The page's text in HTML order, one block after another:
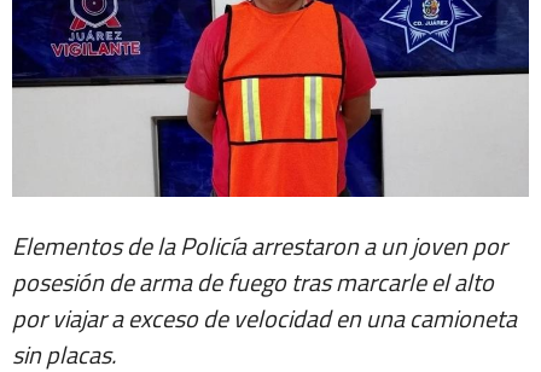
Elementos de la Policía arrestaron a un joven por
posesión de arma de fuego tras marcarle el alto
por viajar a exceso de velocidad en una camioneta
sin placas.